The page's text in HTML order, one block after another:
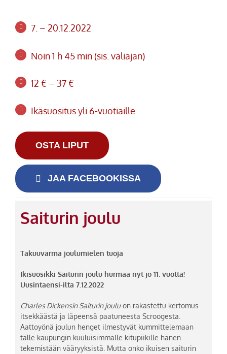
7. – 20.12.2022
Noin 1 h 45 min (sis. väliajan)
12 € – 37 €
Ikäsuositus yli 6-vuotiaille
OSTA LIPUT
JAA FACEBOOKISSA
Saiturin joulu
Takuuvarma joulumielen tuoja
Ikisuosikki Saiturin joulu hurmaa nyt jo 11. vuotta!
Uusintaensi-ilta 7.12.2022
Charles Dickensin Saiturin jouluon rakastettu kertomus
itsekkäästä ja läpeensä paatuneesta Scroogesta.
Aattoyönä joulun henget ilmestyvät kummittelemaan
tälle kaupungin kuuluisimmalle kitupiikille hänen
tekemistään vääryyksistä. Mutta onko ikuisen saiturin